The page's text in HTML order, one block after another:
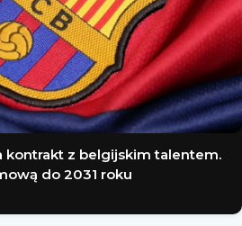
kontrakt z belgijskim talentem.
do 2031 roku